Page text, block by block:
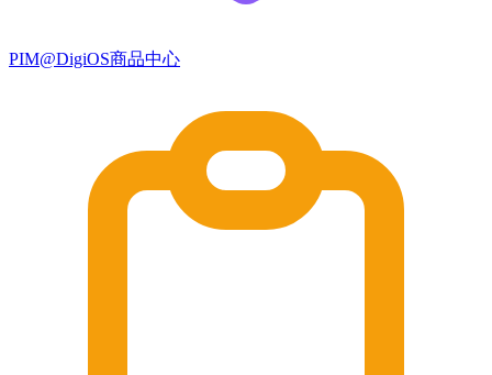
PIM@DigiOS商品中心